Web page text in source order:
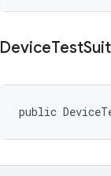
DeviceTest
public